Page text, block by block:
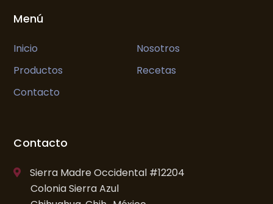
Menú
Inicio
Nosotros
Productos
Recetas
Contacto
Contacto
Sierra Madre Occidental #12204
Colonia Sierra Azul